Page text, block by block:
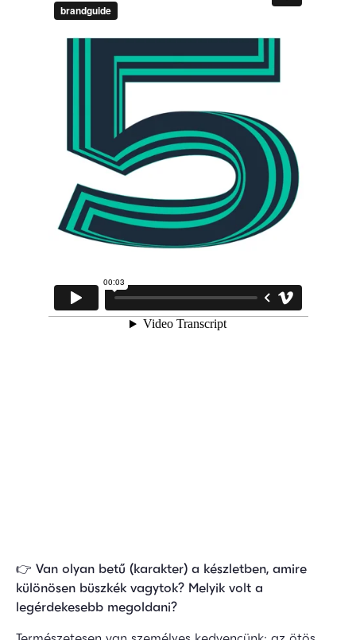
👉 Van olyan betű (karakter) a készletben, amire
különösen büszkék vagytok? Melyik volt a
legérdekesebb megoldani?